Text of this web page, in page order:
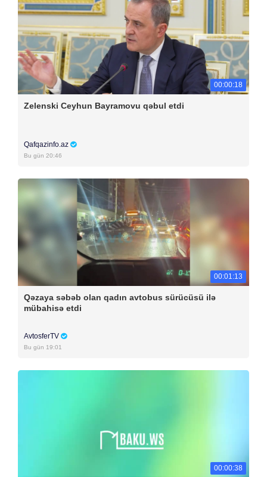
00:00:18
Zelenski Ceyhun Bayramovu qəbul etdi
Qafqazinfo.az
Bu gün 20:46
00:01:13
Qəzaya səbəb olan qadın avtobus sürücüsü ilə
mübahisə etdi
AvtosferTV
Bu gün 19:01
00:00:38